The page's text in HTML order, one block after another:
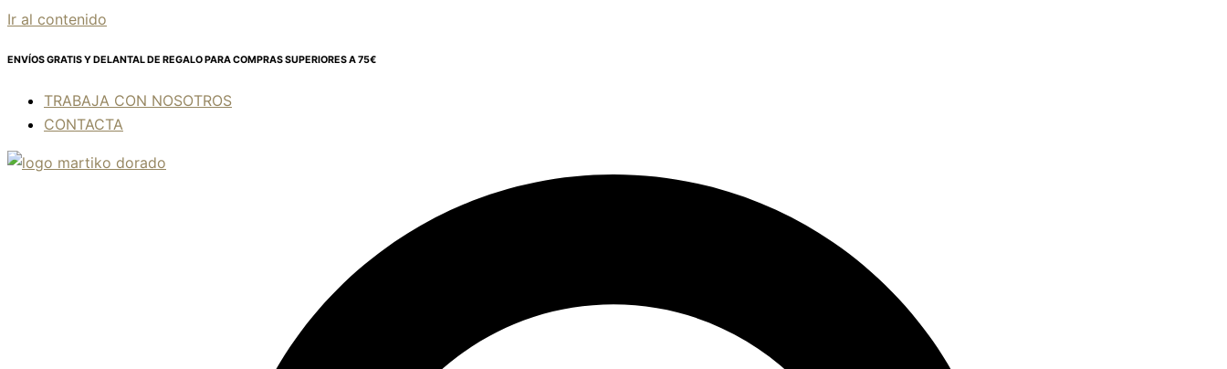
Ir al contenido
ENVÍOS GRATIS Y DELANTAL DE REGALOPARA COMPRAS SUPERIORES A 75€
TRABAJA CON NOSOTROS
CONTACTA